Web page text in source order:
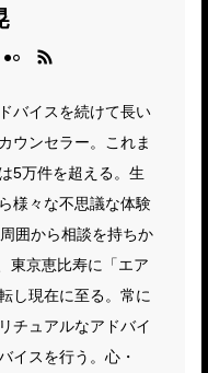
バイスを続けて長い
ウンセラー。これま
5万件を超える。生
様々な不思議な体験
囲から相談を持ちか
東京恵比寿に「エア
し現在に至る。常に
チュアルなアドバイ
イスを行う。心・